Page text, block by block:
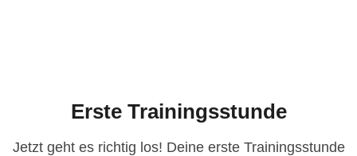
Erste Trainingsstunde
Jetzt geht es richtig los! Deine erste Trainingsstunde